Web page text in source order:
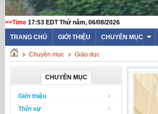
>>Time 17:53 EDT Thứ năm, 06/08/2026
TRANG CHỦ GIỚI THIỆU CHUYÊN MỤC
Chuyên mục Giáo dục
CHUYÊN MỤC
Giới thiệu
Thời sự